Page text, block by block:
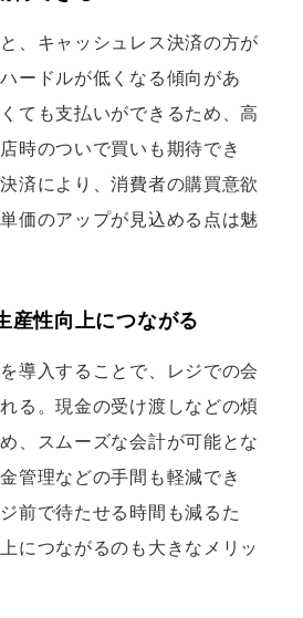
、キャッシュレス決済の方が
ードルが低くなる傾向があ
ても支払いができるため、高
時のついで買いも期待でき
済により、消費者の購買意欲
価のアップが見込める点は魅
産性向上につながる
導入することで、レジでの会
る。現金の受け渡しなどの煩
、スムーズな会計が可能とな
管理などの手間も軽減でき
前で待たせる時間も減るた
につながるのも大きなメリッ